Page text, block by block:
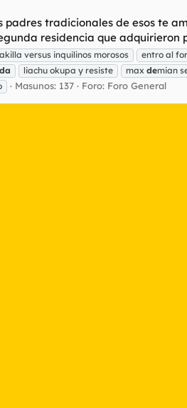
padres tradicionales de esos te
residencia que adquirieron
versus inquilinos morosos entro al
liachu okupa y resiste max demian
Masunos: 137 Foro: Foro General